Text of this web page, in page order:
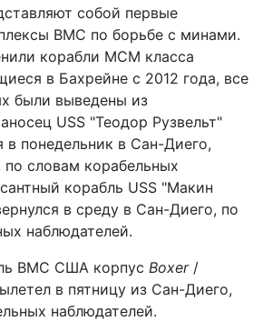
собой первые
ВМС по борьбе с минами.
корабли MCM класса
в Бахрейне с 2012 года, все
были выведены из
USS "Теодор Рузвельт"
в понедельник в Сан-Диего,
словам корабельных
корабль USS "Макин
в среду в Сан-Диего, по
наблюдателей.
ВМС США корпус Boxer /
в пятницу из Сан-Диего,
наблюдателей.